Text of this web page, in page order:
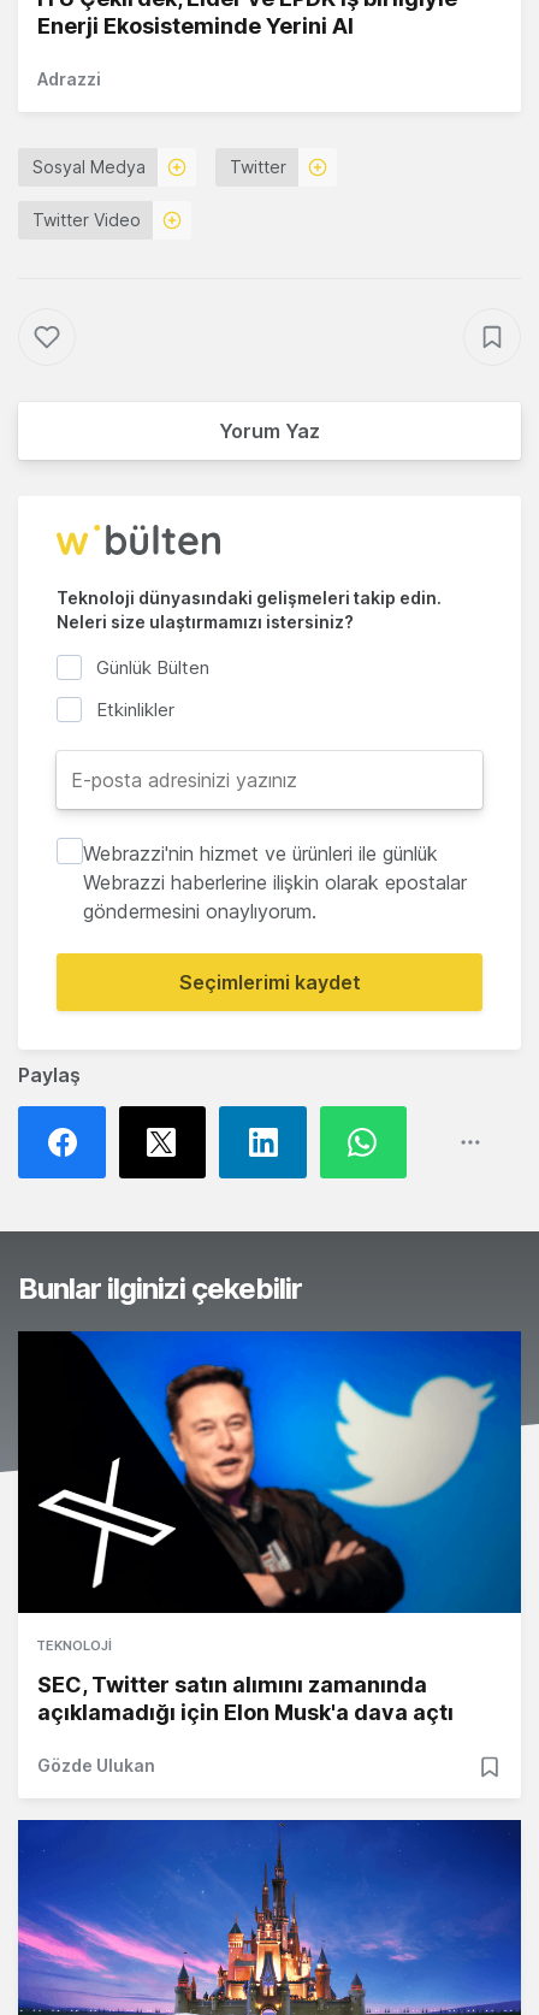
Paylaş
Enerji Ekosisteminde Yerini Al
Adrazzi
Sosyal Medya Twitter
Twitter Video
Yorum Yaz
Teknoloji dünyasındaki gelişmeleri takip edin.
Neleri size ulaştırmamızı istersiniz?
Günlük Bülten
Etkinlikler
Webrazzi'nin hizmet ve ürünleri ile günlük
Webrazzi haberlerine ilişkin olarak epostalar
göndermesini onaylıyorum.
Seçimlerimi kaydet
Bunlar ilginizi çekebilir
TEKNOLOJI
SEC, Twitter satın alımını zamanında
açıklamadığı için Elon Musk'a dava açtı
Gözde Ulukan